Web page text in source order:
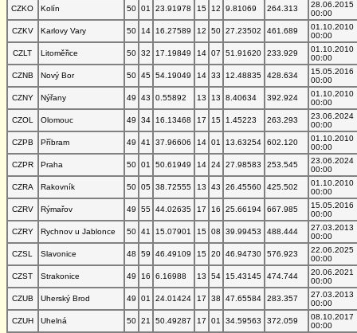
CZKO
Kolín 50 01 23.91978 15 12 9.81069 264.313
28.06.2015
00:00
CZKV
Karlovy Vary 50 14 16.27589 12 50 27.23502 461.689
01.10.2010
00:00
CZLT
Litoměřice 50 32 17.19849 14 07 51.91620 233.929
01.10.2010
00:00
CZNB
Nový Bor 50 45 54.19049 14 33 12.48835 428.634
15.05.2016
00:00
CZNY
Nýřany 49 43 0.55892 13 13 8.40634 392.924
01.10.2010
00:00
CZOL
Olomouc 49 34 16.13468 17 15 1.45223 263.293
23.06.2024
00:00
CZPB
Příbram 49 41 37.96606 14 01 13.63254 602.120
01.10.2010
00:00
CZPR
Praha 50 01 50.61949 14 24 27.98583 253.545
23.06.2024
00:00
CZRA
Rakovník 50 05 38.72555 13 43 26.45560 425.502
01.10.2010
00:00
CZRV
Rýmařov 49 55 44.02635 17 16 25.66194 667.985
15.05.2016
00:00
CZRY
Rychnov u Jablonce 50 41 15.07901 15 08 39.99453 488.444
27.03.2013
00:00
CZSL
Slavonice 48 59 46.49109 15 20 46.94730 576.923
22.06.2025
00:00
CZST
Strakonice 49 16 6.16988 13 54 15.43145 474.744
20.06.2021
00:00
CZUB
Uherský Brod 49 01 24.01424 17 38 47.65584 283.357
27.03.2013
00:00
CZUH
Uhelná 50 21 50.49287 17 01 34.59563 372.059
08.10.2017
00:00